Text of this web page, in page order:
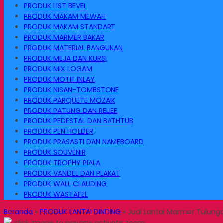
PRODUK LIST BEVEL
PRODUK MAKAM MEWAH
PRODUK MAKAM STANDART
PRODUK MARMER BAKAR
PRODUK MATERIAL BANGUNAN
PRODUK MEJA DAN KURSI
PRODUK MIX LOGAM
PRODUK MOTIF INLAY
PRODUK NISAN-TOMBSTONE
PRODUK PARQUETE MOZAIK
PRODUK PATUNG DAN RELIEF
PRODUK PEDESTAL DAN BATHTUB
PRODUK PEN HOLDER
PRODUK PRASASTI DAN NAMEBOARD
PRODUK SOUVENIR
PRODUK TROPHY PIALA
PRODUK VANDEL DAN PLAKAT
PRODUK WALL CLAUDING
PRODUK WASTAFEL
Beranda » PRODUK LANTAI DINDING » Jual Lantai Marmer